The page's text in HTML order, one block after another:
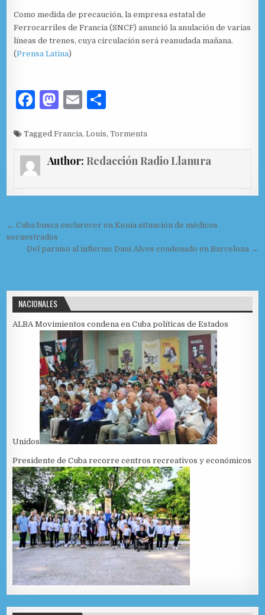
Como medida de precaución, la empresa estatal de
Ferrocarriles de Francia (SNCF) anunció la anulación de varias
líneas de trenes, cuya circulación será reanudada mañana.
(Prensa Latina)
F
c
e
b
o
k
M
to
d
n
E
ai
l
m
p
ti
TaggedFrancia,Louis,Tormenta
Author: Redacción Radio Llanura
Navegación de entradas
← Cuba busca esclarecer en Kenia situación de médicos
secuestrados
Del paraíso al infierno: Dani Alves condenado en Barcelona →
NACIONALES
ALBA Movimientos condena en Cuba políticas de Estados
Unidos
Presidente de Cuba recorre centros recreativos y económicos